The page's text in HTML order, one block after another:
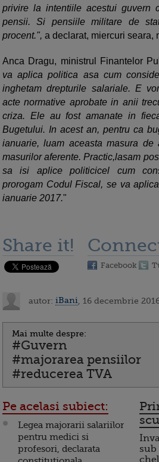
privire la intentiile acestui guvern
pensii. Si pensiile militare de
procent.", a declarat, miercuri seara,
Anca Dragu, ministrul Finantelor
va aplica politica asa cum
inghetam drepturile salariale. E
acte normative aprobate in anii
criza. Ele au fost amanate in
Bugetului. In acest an, pentru ca
ianuarie, luam aceasta masura de
masurilor aferente. Practic,lasam
sa isi aplice politicicel cum
prorogam Codul Fiscal, se va
ianuarie 2017."
Share it!
Facebook
autor: iBani , 16 decembrie
Mai multe despre:
#Guvern
#majorarea pensiilor
#reducerea TVA
Pe acelasi subiect:
Legea majorarii salariilor
pentru medici si
profesori, declarata
sub